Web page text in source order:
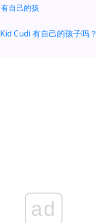
Kid Cudi 有自己的孩子吗？
ad